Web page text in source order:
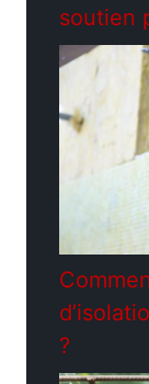
soutien
?